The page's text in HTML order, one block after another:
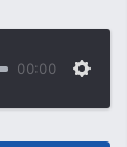
00:00